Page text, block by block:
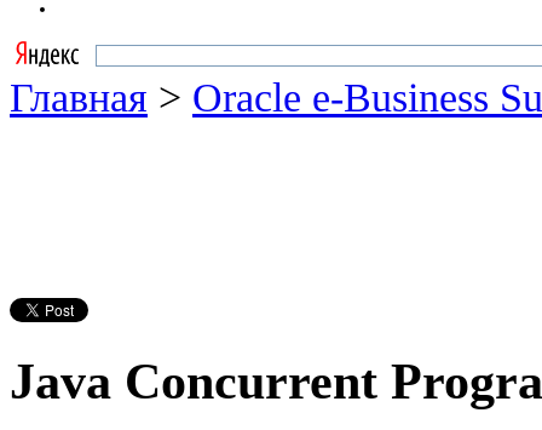
Главная > Oracle e-Business
Java Concurrent